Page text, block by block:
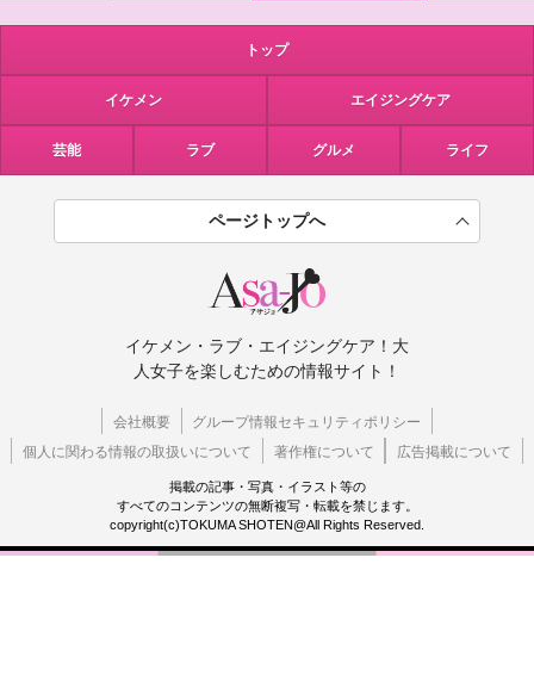
トップ
イケメン エイジングケア
芸能 ラブ グルメ ライフ
ページトップへ
イケメン・ラブ・エイジングケア！大
人女子を楽しむための情報サイト！
会社概要
グループ情報セキュリティポリシー
個人に関わる情報の取扱いについて
著作権について 広告掲載について
掲載の記事・写真・イラスト等の
すべてのコンテンツの無断複写・転載を禁じます。
copyright(c)TOKUMA SHOTEN@All Rights Reserved.